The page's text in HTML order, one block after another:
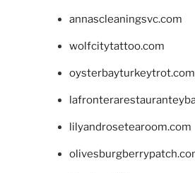
annascleaningsvc.com
wolfcitytattoo.com
oysterbayturkeytrot.com
lilyandrosetearoom.com